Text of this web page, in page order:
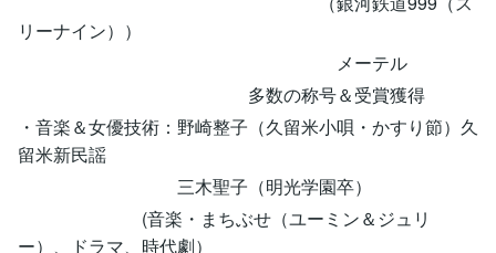
リーナイン））
メーテル
多数の称号＆受賞獲得
・音楽＆女優技術：野崎整子（久留米小唄・かすり節）久
留米新民謡
三木聖子（明光学園卒）
(音楽・まちぶせ（ユーミン＆ジュリ
ー）、ドラマ、時代劇）